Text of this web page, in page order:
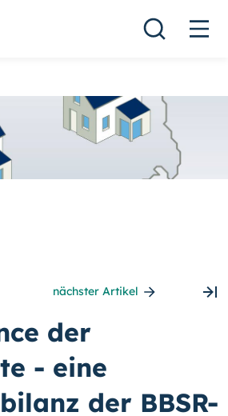
nächster Artikel
der
- eine
der BBSR-